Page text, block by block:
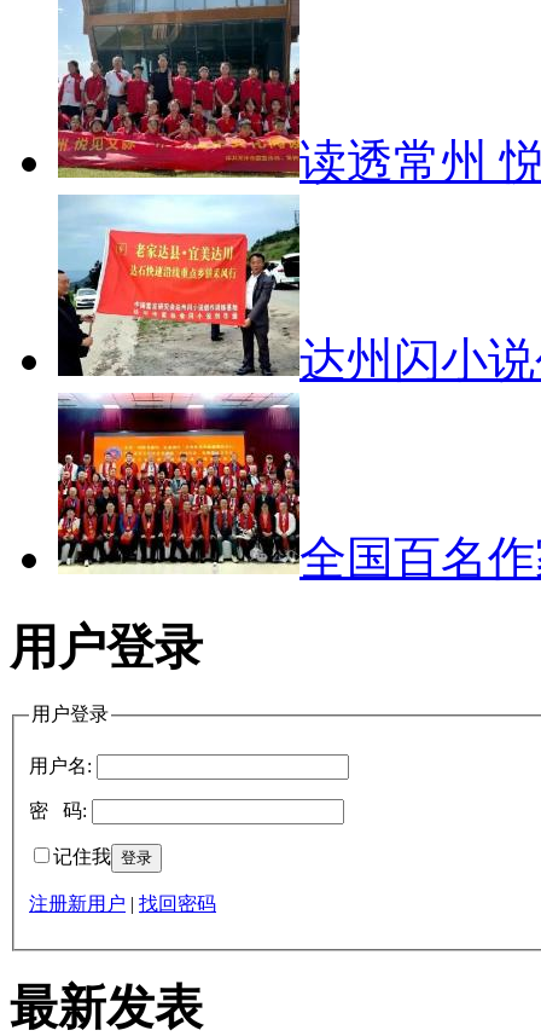
读透常州
达州闪小
全国百名
用户登录
用户登录
用户名:
密 码:
记住我
注册新用户 | 找回密码
最新发表